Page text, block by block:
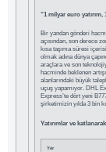
“1 milyar euro
Bir yandan gönderi
açısından, son derece
kısa taşıma süresi
olmak adına dünya
araçlara ve son
hacminde beklenen
alanlarındaki büyük
uçuş yapamıyor. DHL
Express’te dört yeni
şirketimizin yılda 3 bin
Yatırımlar ve
Yer